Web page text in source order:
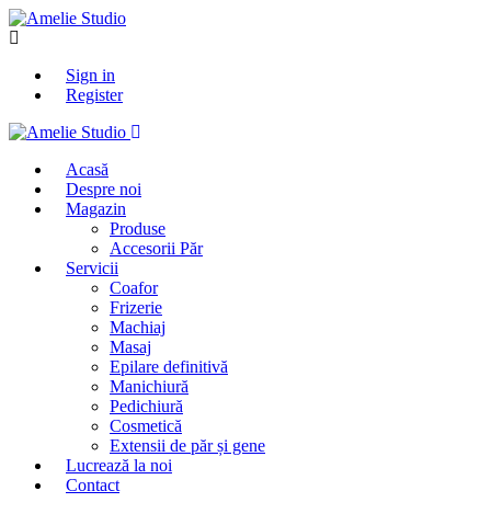
Sign in
Register
Acasă
Despre noi
Magazin
Produse
Accesorii Păr
Servicii
Coafor
Frizerie
Machiaj
Masaj
Epilare definitivă
Manichiură
Pedichiură
Cosmetică
Extensii de păr și gene
Lucrează la noi
Contact